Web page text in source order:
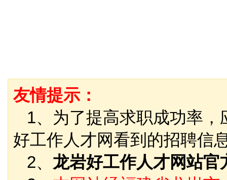
友情提示：
1、为了提高求职成功率，
好工作人才网看到的招聘信
2、 龙岩好工作人才网站